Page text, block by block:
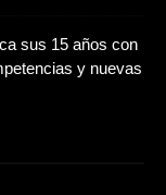
sus 15 años con
y nuevas